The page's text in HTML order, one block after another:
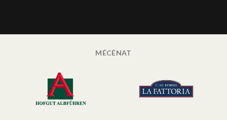
MÉCÉNAT